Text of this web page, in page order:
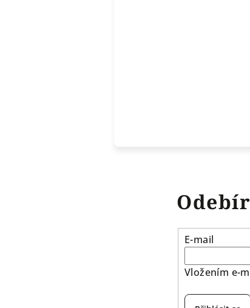
E-mail
Vložením e-